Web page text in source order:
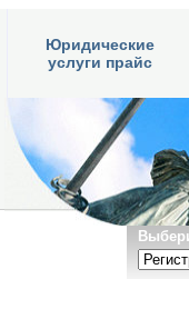
Юридические
услуги прайс